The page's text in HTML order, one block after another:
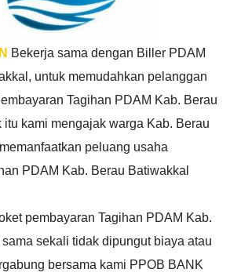
Bekerja sama dengan Biller PDAM
untuk memudahkan pelanggan
Tagihan PDAM Kab. Berau
itu kami mengajak warga Kab. Berau
peluang usaha
PDAM Kab. Berau Batiwakkal
pembayaran Tagihan PDAM Kab.
sekali tidak dipungut biaya atau
bersama kami PPOB BANK